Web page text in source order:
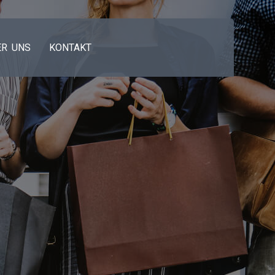
UNS KONTAKT